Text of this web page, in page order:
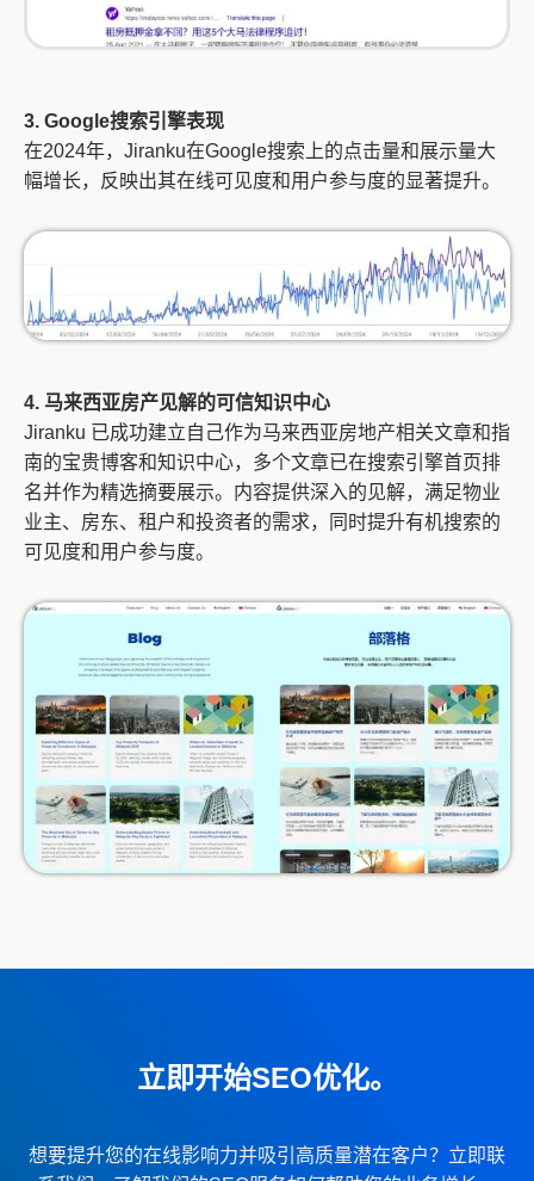
3. Google搜索引擎表现
在2024年，Jiranku在Google搜索上的点击量和展示量大
幅增长，反映出其在线可见度和用户参与度的显著提升。
4. 马来西亚房产见解的可信知识中心
Jiranku 已成功建立自己作为马来西亚房地产相关文章和指
南的宝贵博客和知识中心，多个文章已在搜索引擎首页排
名并作为精选摘要展示。内容提供深入的见解，满足物业
业主、房东、租户和投资者的需求，同时提升有机搜索的
可见度和用户参与度。
立即开始SEO优化。
想要提升您的在线影响力并吸引高质量潜在客户？立即联